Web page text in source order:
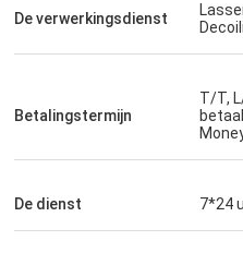
De verwerkingsdienst
Betalingstermijn
T/T,
De dienst 7*24